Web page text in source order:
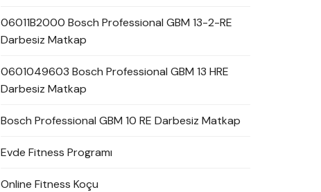
06011B2000 Bosch Professional GBM 13-2-RE
Darbesiz Matkap
0601049603 Bosch Professional GBM 13 HRE
Darbesiz Matkap
Bosch Professional GBM 10 RE Darbesiz Matkap
Evde Fitness Programı
Online Fitness Koçu